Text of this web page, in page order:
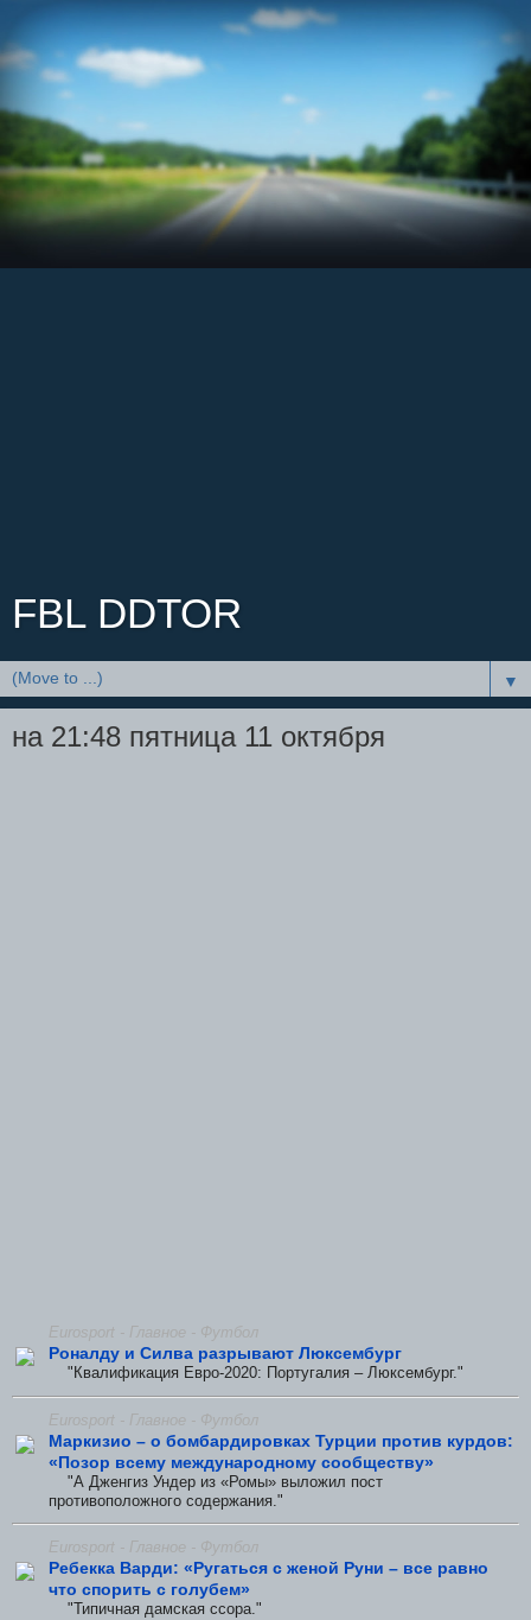
FBL DDTOR
▼
на 21:48 пятница 11 октября
Eurosport - Главное - Футбол
Роналду и Силва разрывают Люксембург
"Квалификация Евро-2020: Португалия – Люксембург."
Eurosport - Главное - Футбол
Маркизио – о бомбардировках Турции против курдов:
«Позор всему международному сообществу»
"А Дженгиз Ундер из «Ромы» выложил пост
противоположного содержания."
Eurosport - Главное - Футбол
Ребекка Варди: «Ругаться с женой Руни – все равно
что спорить с голубем»
"Типичная дамская ссора."